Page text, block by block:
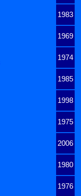
1983
1969
1974
1985
1998
1975
2006
1980
1976